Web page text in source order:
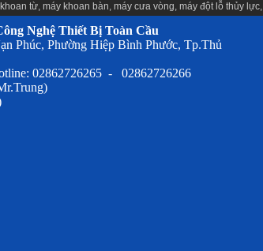
từ, máy khoan bàn, máy cưa vòng, máy đột lỗ thủy lực,
Nghệ Thiết Bị Toàn Cầu
Phúc, Phường Hiệp Bình Phước, Tp.Thủ
02862726265 - 02862726266